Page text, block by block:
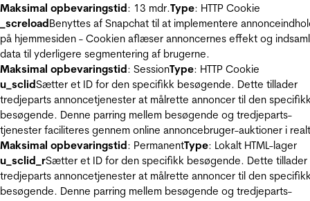
Maksimal opbevaringstid: 13 mdr.Type: HTTP Cookie
_screloadBenyttes af Snapchat til at implementere
på hjemmesiden - Cookien aflæser annoncernes effekt og
data til yderligere segmentering af brugerne.
Maksimal opbevaringstid: SessionType: HTTP Cookie
u_sclidSætter et ID for den specifikk besøgende. Dette tillader
tredjeparts annoncetjenester at målrette annoncer til den
besøgende. Denne parring mellem besøgende og tredjeparts-
tjenester faciliteres gennem online annoncebruger-auktioner i
Maksimal opbevaringstid: PermanentType: Lokalt HTML-lager
u_sclid_rSætter et ID for den specifikk besøgende. Dette tillader
tredjeparts annoncetjenester at målrette annoncer til den
besøgende. Denne parring mellem besøgende og tredjeparts-